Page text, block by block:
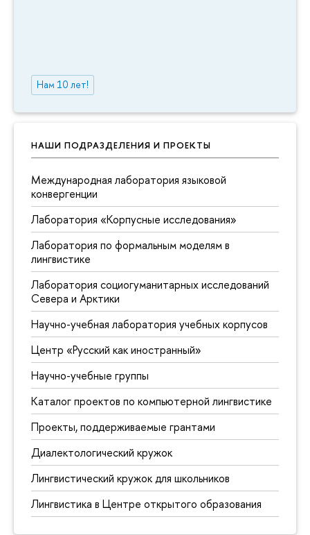
Нам 10 лет!
НАШИ ПОДРАЗДЕЛЕНИЯ И ПРОЕКТЫ
Международная лаборатория языковой
конвергенции
Лаборатория «Корпусные исследования»
Лаборатория по формальным моделям в
лингвистике
Лаборатория социогуманитарных исследований
Севера и Арктики
Научно-учебная лаборатория учебных корпусов
Центр «Русский как иностранный»
Научно-учебные группы
Каталог проектов по компьютерной лингвистике
Проекты, поддерживаемые грантами
Диалектологический кружок
Лингвистический кружок для школьников
Лингвистика в Центре открытого образования